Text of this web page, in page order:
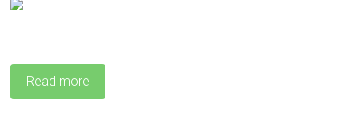
Read more